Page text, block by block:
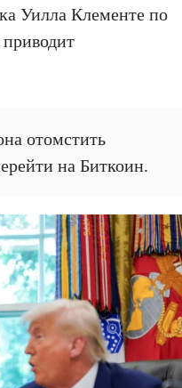
Уилла Клементе по
отомстить
на Биткоин.